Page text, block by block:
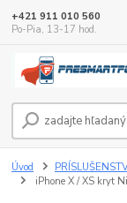
+421 911 010 560
Po-Pia, 13-17 hod.
Úvod
iPhone X / XS kryt